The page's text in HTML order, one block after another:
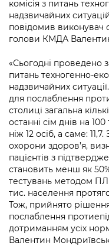
Підприємства,
Kyiv International
Гендерна політика
Безбар'єрність
Київська міська
Портал
Безбар'єрність
Портал послуг
Міський
Важливе під час
Уряд» – місцевий
Важливе під час
Про відкриті дані
Портал даних
Публічні
комісія з питань
надзвичайних
повідомив виконувач
голови КМДА
«Сьогодні проведено
питань техногенно-
надзвичайних
для послаблення
столиці загальна
останні сім днів на
ніж 12 осіб, а саме:
охорони здоров’я,
пацієнтів з
становить менш як
тестувань методом
тис. населення
Тож, прийнято
послаблення
дотриманням усіх
Валентин